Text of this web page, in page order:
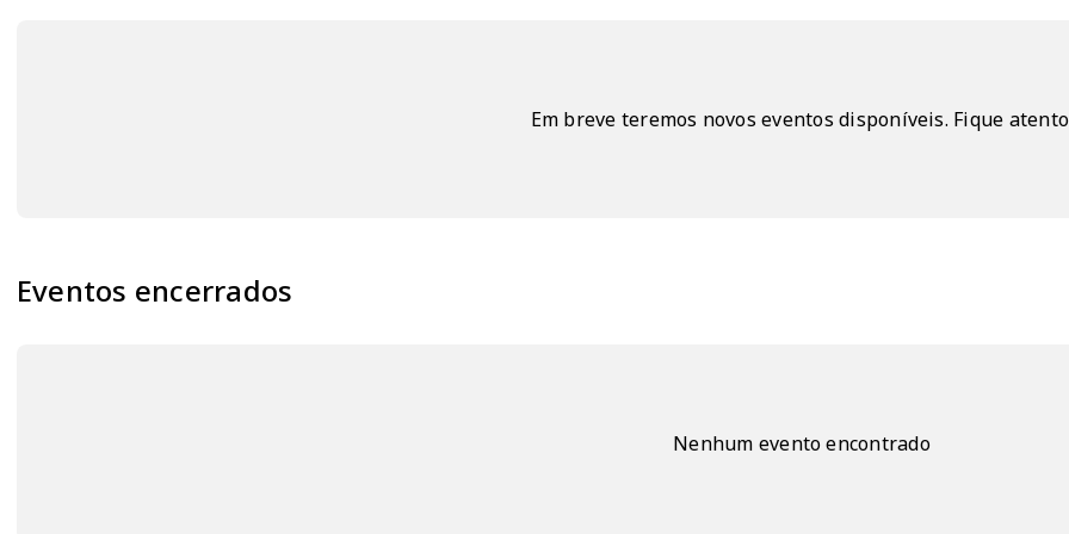
Em breve teremos novos eventos disponíveis. Fique
Eventos encerrados
Nenhum evento encontrado